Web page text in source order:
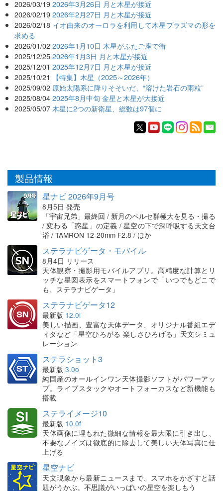
2026/03/19 2026年3月26日 月と木星が接近
2026/02/19 2026年2月27日 月と木星が接近
2026/02/18 イオ由来のオーロラを利用して木星プラズマの形を
求める
2026/01/02 2026年1月10日 木星がふたご座で衝
2025/12/25 2026年1月3日 月と木星が接近
2025/12/01 2025年12月7日 月と木星が接近
2025/10/21
【特集】木星（2025～2026年）
2025/09/02 原始太陽系に降りそそいだ、“溶けた岩石の雨粒”
2025/08/04 2025年8月中旬 金星と木星が大接近
2025/05/07 木星に2つの新衛星、総数は97個に
製品情報
星ナビ 2026年9月号
8月5日 発売
「宇宙兄弟」最終回 / 新月のペルセ群極大を見る・撮る
/ 変わる「惑星」の定義 / 星空の下で深呼吸する天文台
浴 / TAMRON 12-20mm F2.8 / ほか
ステラナビゲータ・モバイル
8月4日 リリース
天体観察・撮影用モバイルアプリ。高精度な計算とリ
ッチな星図表示をスマートフォンで「いつでもどこで
も、ステラナビゲータ」
ステラナビゲータ12
最新版 12.0i
美しい描画、豊富な天体データ、オリジナル番組エデ
ィタなど「星空ひろがる 楽しさひろげる」天文シミュ
レーション
ステラショット3
最新版 3.0o
純国産のオールインワン天体撮影ソフトがパワーアッ
プ。ライブスタックやオートフォーカスなど新機能も
搭載
ステライメージ10
最新版 10.0f
天体画像に埋もれた微細な情報を最大限に引き出し、
不要なノイズは徹底的に除去して美しい天体写真に仕
上げる
星空ナビ
天文現象から最新ニュースまで、スマホをかざすと話
題がうかぶ。不思議がいっぱいの星空を楽しもう